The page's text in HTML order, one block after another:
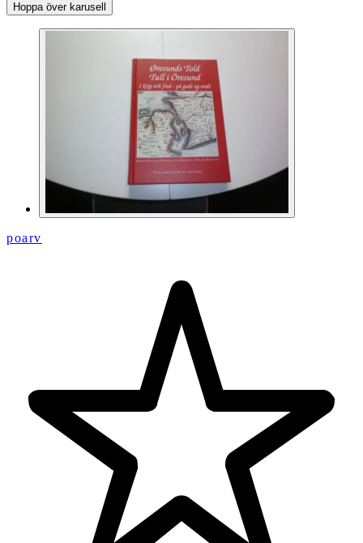
Hoppa över karusell
poarv